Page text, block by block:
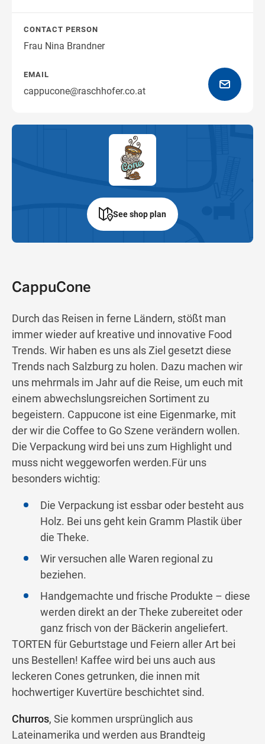
CappuCone
Durch das Reisen in ferne Ländern, stößt man
immer wieder auf kreative und innovative Food
Trends. Wir haben es uns als Ziel gesetzt diese
Trends nach Salzburg zu holen. Dazu machen wir
uns mehrmals im Jahr auf die Reise, um euch mit
einem abwechslungsreichen Sortiment zu
begeistern. Cappucone ist eine Eigenmarke, mit
der wir die Coffee to Go Szene verändern wollen.
Die Verpackung wird bei uns zum Highlight und
muss nicht weggeworfen werden.Für uns
besonders wichtig:
Die Verpackung ist essbar oder besteht aus
Holz. Bei uns geht kein Gramm Plastik über
die Theke.
Wir versuchen alle Waren regional zu
beziehen.
Handgemachte und frische Produkte – diese
werden direkt an der Theke zubereitet oder
ganz frisch von der Bäckerin angeliefert.
TORTEN für Geburtstage und Feiern aller Art bei
uns Bestellen! Kaffee wird bei uns auch aus
leckeren Cones getrunken, die innen mit
hochwertiger Kuvertüre beschichtet sind.
Churros, Sie kommen ursprünglich aus
Lateinamerika und werden aus Brandteig
CONTACT PERSON
Frau Nina Brandner
EMAIL
cappucone@raschhofer.co.at
See shop plan